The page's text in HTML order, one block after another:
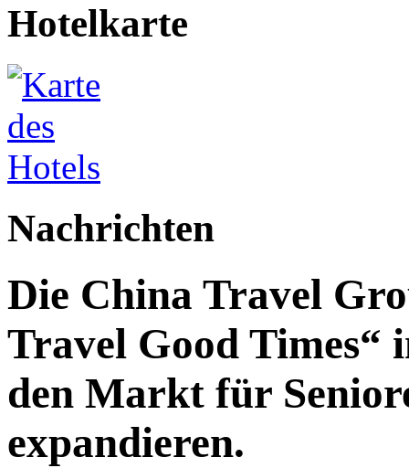
Hotelkarte
Nachrichten
Die China Travel
Travel Good Times“
den Markt für
expandieren.